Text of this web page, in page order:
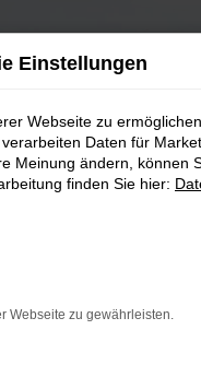
Einstellungen
Webseite zu
Daten für
Meinung ändern, können
finden Sie hier:
Webseite zu gewährleisten.